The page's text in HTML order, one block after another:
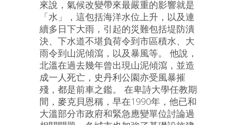
來說，氣候改變帶來最嚴重的影響就是
「水」，這包括海洋水位上升，以及連
續多日下大雨，引起的災難包括堤防潰
決、下水道不堪負荷令到市區積水、大
雨令到山泥傾瀉，以及暴風等。 他說，
北溫在過去幾年曾出現山泥傾瀉，並造
成一人死亡，史丹利公園亦受風暴摧
殘，都是前車之鑑。 在卑詩大學任教期
間，麥克貝恩稱，早在1990年，他已和
大溫部分市政府和緊急應變單位討論過